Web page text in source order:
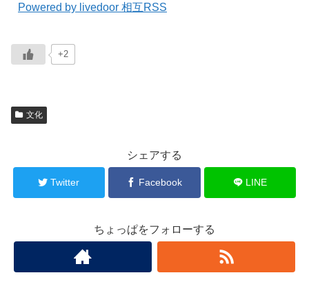
Powered by livedoor 相互RSS
+2
文化
シェアする
Twitter Facebook LINE
ちょっぱをフォローする